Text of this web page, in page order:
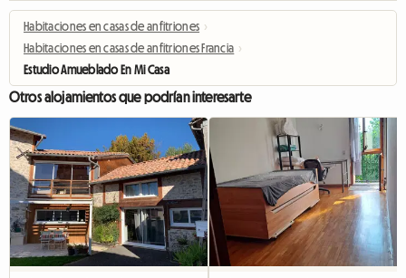
Habitaciones en casas de anfitriones ›
Habitaciones en casas de anfitriones Francia ›
Estudio Amueblado En Mi Casa
Otros alojamientos que podrían interesarte